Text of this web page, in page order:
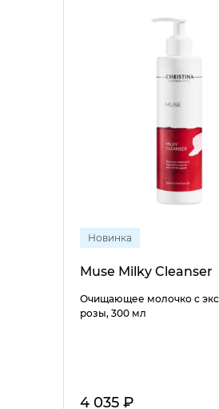
Новинка
Muse Milky Cleanser
Очищающее молочко с
розы, 300 мл
4 035 ₽